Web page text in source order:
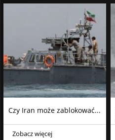
Czy Iran może zablokować...
Zobacz więcej